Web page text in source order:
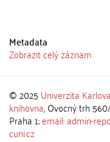
Metadata
Zobrazit celý záznam
© 2025 Univerzita Karlova
knihovna, Ovocný trh
Praha 1;email: admin-
cuni.cz